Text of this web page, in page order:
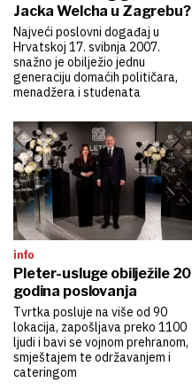
Jacka Welcha u Zagrebu?
Najveći poslovni događaj u
Hrvatskoj 17. svibnja 2007.
snažno je obilježio jednu
generaciju domaćih političara,
menadžera i studenata
info
Pleter-usluge obilježile 20
godina poslovanja
Tvrtka posluje na više od 90
lokacija, zapošljava preko 1100
ljudi i bavi se vojnom prehranom,
smještajem te održavanjem i
cateringom